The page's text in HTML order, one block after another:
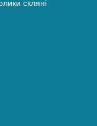
скляні